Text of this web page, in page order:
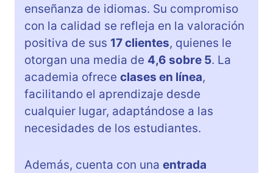
enseñanza de idiomas. Su compromiso
con la calidad se refleja en la valoración
positiva de sus 17 clientes, quienes le
otorgan una media de 4,6 sobre 5. La
academia ofrece clases en línea,
facilitando el aprendizaje desde
cualquier lugar, adaptándose a las
necesidades de los estudiantes.
Además, cuenta con una entrada